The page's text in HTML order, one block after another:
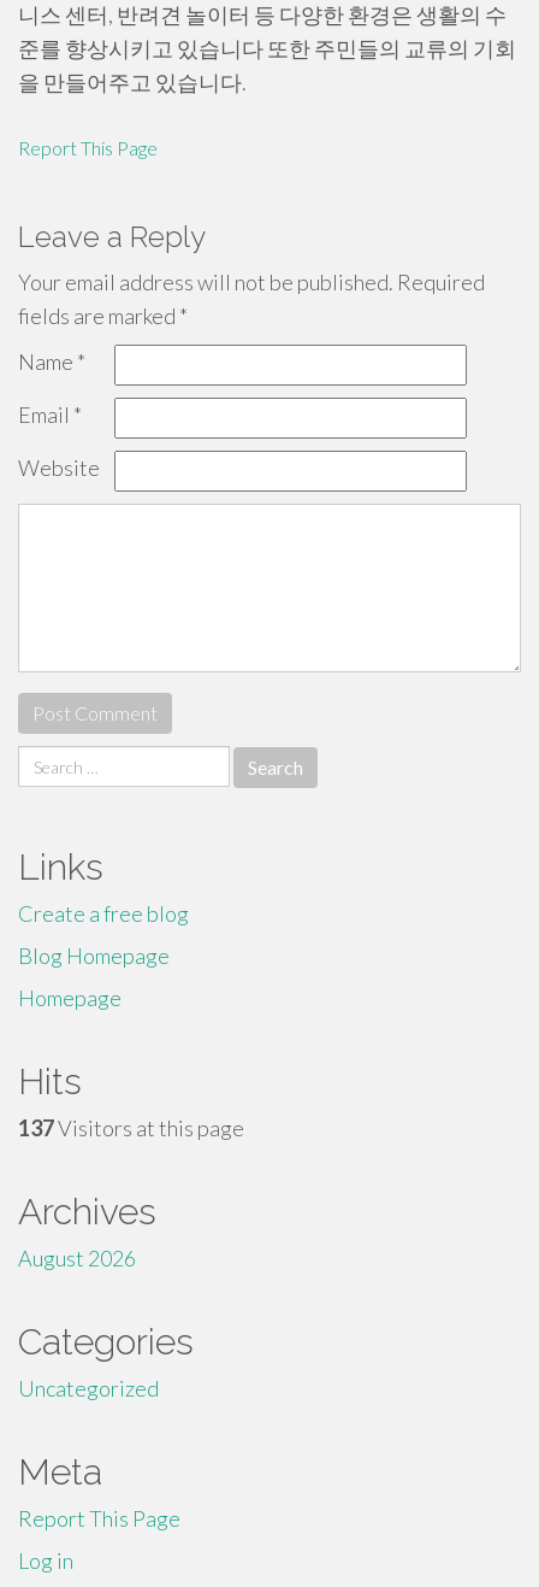
니스 센터, 반려견 놀이터 등 다양한 환경은 생활의 수
준를 향상시키고 있습니다 또한 주민들의 교류의 기회
을 만들어주고 있습니다.
Report This Page
Leave a Reply
Your email address will not be published. Required
fields are marked *
Name *
Email *
Website
Search
for:
Links
Create a free blog
Blog Homepage
Homepage
Hits
137Visitors at this page
Archives
August 2026
Categories
Uncategorized
Meta
Report This Page
Log in